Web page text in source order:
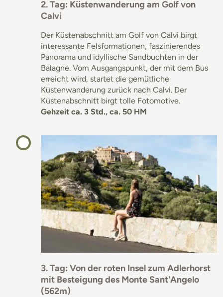
2. Tag: Küstenwanderung am Golf von
Calvi
Der Küstenabschnitt am Golf von Calvi birgt
interessante Felsformationen, faszinierendes
Panorama und idyllische Sandbuchten in der
Balagne. Vom Ausgangspunkt, der mit dem Bus
erreicht wird, startet die gemütliche
Küstenwanderung zurück nach Calvi. Der
Küstenabschnitt birgt tolle Fotomotive.
Gehzeit ca. 3 Std., ca. 50 HM
3. Tag: Von der roten Insel zum Adlerhorst
mit Besteigung des Monte Sant'Angelo
(562m)